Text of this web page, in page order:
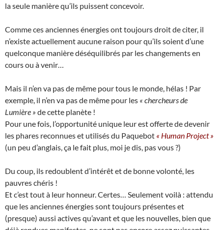
la seule manière qu’ils puissent concevoir.
Comme ces anciennes énergies ont toujours droit de citer, il
n’existe actuellement aucune raison pour qu’ils soient d’une
quelconque manière déséquilibrés par les changements en
cours ou à venir…
Mais il n’en va pas de même pour tous le monde, hélas ! Par
exemple, il n’en va pas de même pour les « chercheurs de
Lumière » de cette planète !
Pour une fois, l’opportunité unique leur est offerte de devenir
les phares reconnues et utilisés du Paquebot « Human Project »
(un peu d’anglais, ça le fait plus, moi je dis, pas vous ?)
Du coup, ils redoublent d’intérêt et de bonne volonté, les
pauvres chéris !
Et c’est tout à leur honneur. Certes… Seulement voilà : attendu
que les anciennes énergies sont toujours présentes et
(presque) aussi actives qu’avant et que les nouvelles, bien que